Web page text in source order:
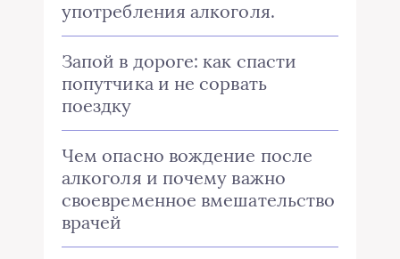
употребления алкоголя.
Запой в дороге: как спасти
попутчика и не сорвать
поездку
Чем опасно вождение после
алкоголя и почему важно
своевременное вмешательство
врачей